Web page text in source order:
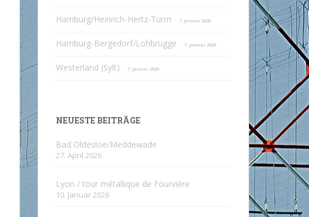
Hamburg/Heinrich-Hertz-Turm 7. Januar 2026
Hamburg-Bergedorf/Lohbrügge 7. Januar 2026
Westerland (Sylt) 7. Januar 2026
NEUESTE BEITRÄGE
Bad Oldesloe/Meddewade
27. April 2026
Lyon / tour métallique de Fourvière
10. Januar 2026